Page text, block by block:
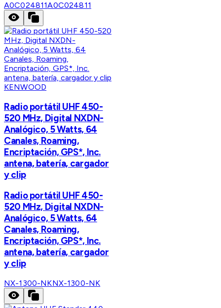
A0C024811A0C024811
KENWOOD
Radio portátil UHF 450-
520 MHz, Digital NXDN-
Analógico, 5 Watts, 64
Canales, Roaming,
Encriptación, GPS*, Inc.
antena, batería, cargador
y clip
Radio portátil UHF 450-
520 MHz, Digital NXDN-
Analógico, 5 Watts, 64
Canales, Roaming,
Encriptación, GPS*, Inc.
antena, batería, cargador
y clip
NX-1300-NKNX-1300-NK